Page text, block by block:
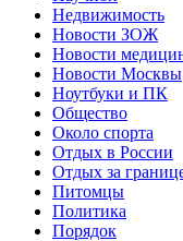
Недвижимость
Новости ЗОЖ
Новости
Новости Москвы
Ноутбуки и ПК
Общество
Около спорта
Отдых в России
Отдых за
Питомцы
Политика
Порядок